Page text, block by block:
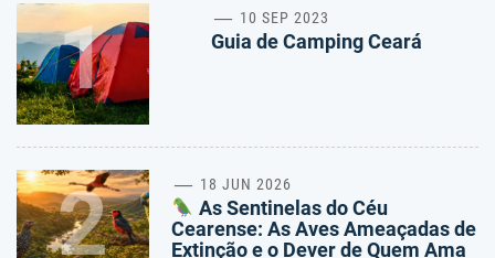
1 10 SEP 2023
Guia de Camping Ceará
2 18 JUN 2026
As Sentinelas do Céu
Cearense: As Aves Ameaçadas de
Extinção e o Dever de Quem Ama